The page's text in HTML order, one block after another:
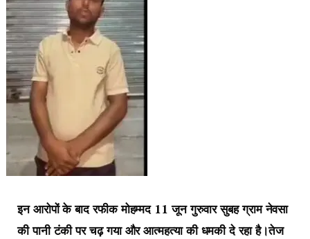
इन आरोपों के बाद रफीक मोहम्मद 11 जून गुरुवार सुबह ग्राम नेवसा
की पानी टंकी पर चढ़ गया और आत्महत्या की धमकी दे रहा है।तेज